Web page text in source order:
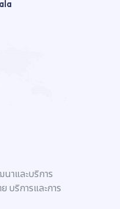
าและบริการ
บริการและการ